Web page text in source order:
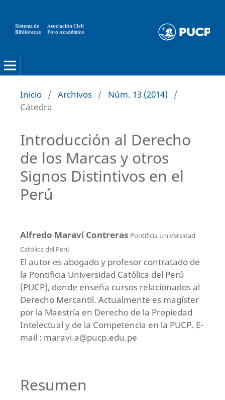
Sistema de
Bibliotecas
Asociación Civil
Foro Académico
Inicio / Archivos / Núm. 13 (2014)
/
Cátedra
Introducción al Derecho
de los Marcas y otros
Signos Distintivos en el
Perú
Alfredo Maraví Contreras Pontificia Universidad
Católica del Perú
El autor es abogado y profesor contratado de
la Pontificia Universidad Católica del Perú
(PUCP), donde enseña cursos relacionados al
Derecho Mercantil. Actualmente es magíster
por la Maestría en Derecho de la Propiedad
Intelectual y de la Competencia en la PUCP. E-
mail : maravi.a@pucp.edu.pe
Resumen